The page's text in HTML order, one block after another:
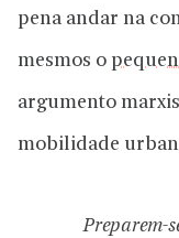
pena andar na
mesmos o
argumento
mobilidade
Preparem-